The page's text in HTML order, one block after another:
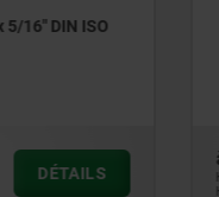
ou en inox
de
DÉTAILS